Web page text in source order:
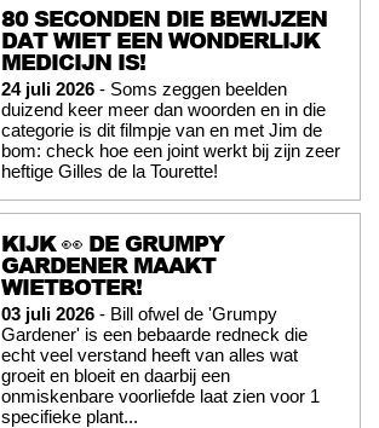
80 SECONDEN DIE BEWIJZEN
DAT WIET EEN WONDERLIJK
MEDICIJN IS!
24 juli 2026 - Soms zeggen beelden
duizend keer meer dan woorden en in die
categorie is dit filmpje van en met Jim de
bom: check hoe een joint werkt bij zijn zeer
heftige Gilles de la Tourette!
KIJK 👀 DE GRUMPY
GARDENER MAAKT
WIETBOTER!
03 juli 2026 - Bill ofwel de 'Grumpy
Gardener' is een bebaarde redneck die
echt veel verstand heeft van alles wat
groeit en bloeit en daarbij een
onmiskenbare voorliefde laat zien voor 1
specifieke plant...